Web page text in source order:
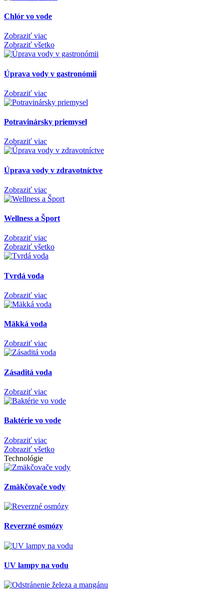
Chlór vo vode
Zobraziť viac
Zobraziť všetko
Úprava vody v gastronómii
Zobraziť viac
Potravinársky priemysel
Zobraziť viac
Úprava vody v zdravotníctve
Zobraziť viac
Wellness a Šport
Zobraziť viac
Zobraziť všetko
Tvrdá voda
Zobraziť viac
Mäkká voda
Zobraziť viac
Zásaditá voda
Zobraziť viac
Baktérie vo vode
Zobraziť viac
Zobraziť všetko
Technológie
Zmäkčovače vody
Reverzné osmózy
UV lampy na vodu